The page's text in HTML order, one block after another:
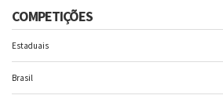
COMPETIÇÕES
Estaduais
Brasil